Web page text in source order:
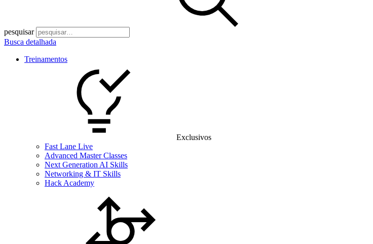
pesquisar
Busca detalhada
Treinamentos
Exclusivos
Fast Lane Live
Advanced Master Classes
Next Generation AI Skills
Networking & IT Skills
Hack Academy